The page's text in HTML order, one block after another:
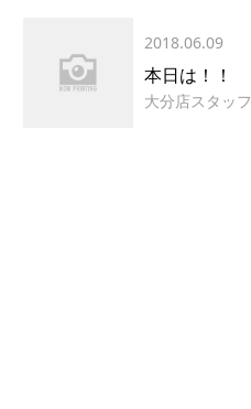
2018.06.09
本日は！！
大分店スタッフ